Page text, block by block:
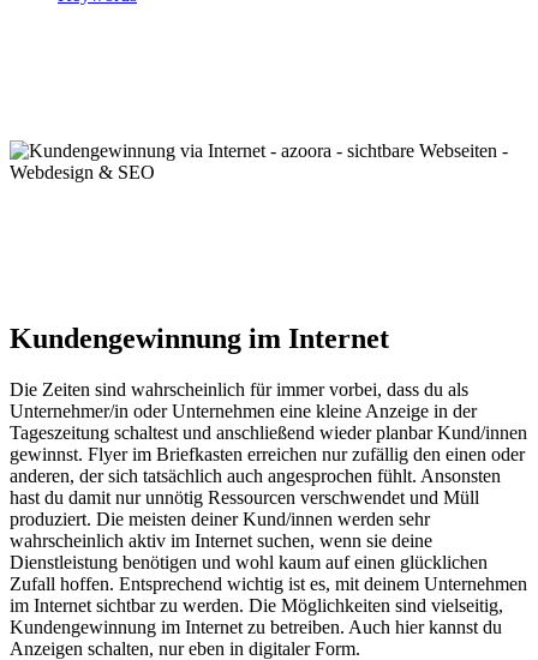
Kundengewinnung im Internet
Die Zeiten sind wahrscheinlich für immer vorbei, dass du als
Unternehmer/in oder Unternehmen eine kleine Anzeige in der
Tageszeitung schaltest und anschließend wieder planbar Kund/innen
gewinnst. Flyer im Briefkasten erreichen nur zufällig den einen oder
anderen, der sich tatsächlich auch angesprochen fühlt. Ansonsten
hast du damit nur unnötig Ressourcen verschwendet und Müll
produziert. Die meisten deiner Kund/innen werden sehr
wahrscheinlich aktiv im Internet suchen, wenn sie deine
Dienstleistung benötigen und wohl kaum auf einen glücklichen
Zufall hoffen. Entsprechend wichtig ist es, mit deinem Unternehmen
im Internet sichtbar zu werden. Die Möglichkeiten sind vielseitig,
Kundengewinnung im Internet zu betreiben. Auch hier kannst du
Anzeigen schalten, nur eben in digitaler Form.